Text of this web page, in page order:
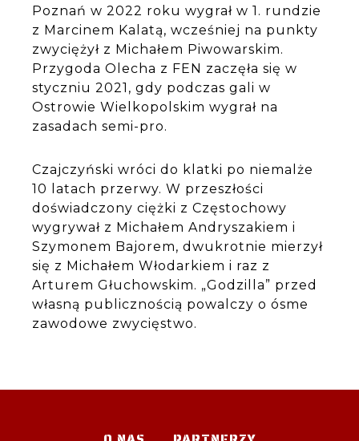
Poznań w 2022 roku wygrał w 1. rundzie
z Marcinem Kalatą, wcześniej na punkty
zwyciężył z Michałem Piwowarskim.
Przygoda Olecha z FEN zaczęła się w
styczniu 2021, gdy podczas gali w
Ostrowie Wielkopolskim wygrał na
zasadach semi-pro.
Czajczyński wróci do klatki po niemalże
10 latach przerwy. W przeszłości
doświadczony ciężki z Częstochowy
wygrywał z Michałem Andryszakiem i
Szymonem Bajorem, dwukrotnie mierzył
się z Michałem Włodarkiem i raz z
Arturem Głuchowskim. „Godzilla” przed
własną publicznością powalczy o ósme
zawodowe zwycięstwo.